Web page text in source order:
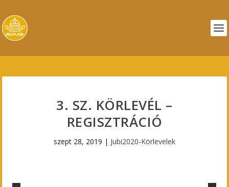
3. SZ. KÖRLEVÉL –
REGISZTRÁCIÓ
szept 28, 2019 | Jubi2020-Körlevelek